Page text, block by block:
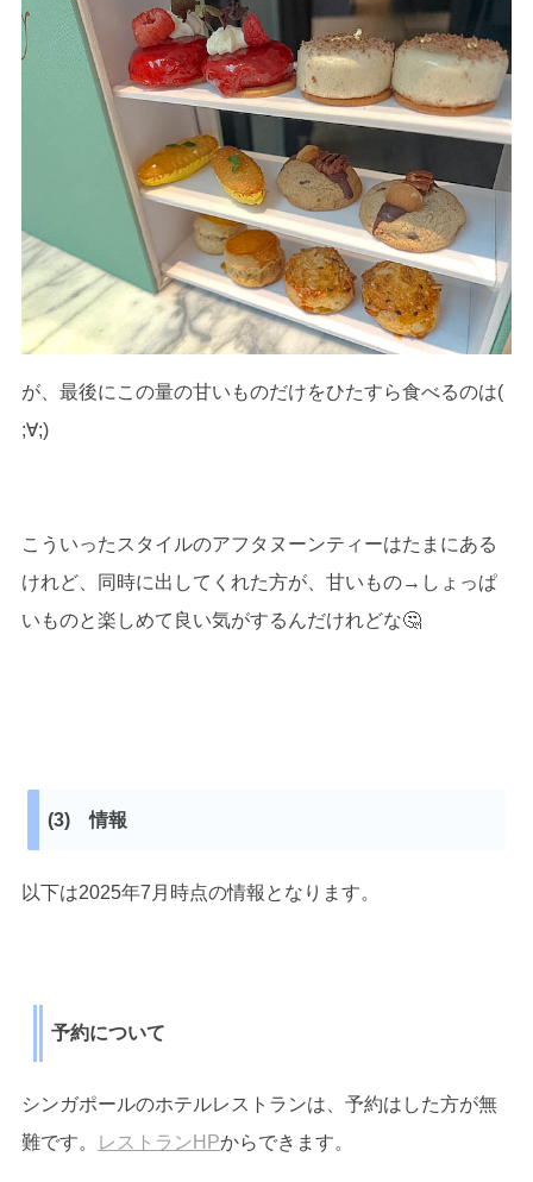
が、最後にこの量の甘いものだけをひたすら食べるのは(
;∀;)
こういったスタイルのアフタヌーンティーはたまにある
けれど、同時に出してくれた方が、甘いもの→しょっぱ
いものと楽しめて良い気がするんだけれどな🤔
(3) 情報
以下は2025年7月時点の情報となります。
予約について
シンガポールのホテルレストランは、予約はした方が無
難です。
レストランHPからできます。